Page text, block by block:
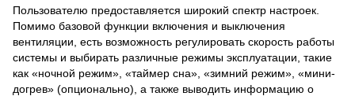
Пользователю предоставляется широкий спектр настроек.
Помимо базовой функции включения и выключения
вентиляции, есть возможность регулировать скорость работы
системы и выбирать различные режимы эксплуатации, такие
как «ночной режим», «таймер сна», «зимний режим», «мини-
догрев» (опционально), а также выводить информацию о